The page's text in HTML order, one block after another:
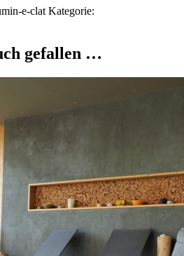
e-clat Kategorie:
gefallen …